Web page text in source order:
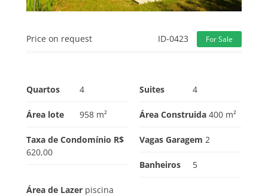
Price on request ID-0423 For Sale
Quartos 4 Suites 4
Área lote 958 m² Área Construida 400 m²
Taxa de Condomínio R$
620,00
Vagas Garagem 2
Banheiros 5
Área de Lazer piscina